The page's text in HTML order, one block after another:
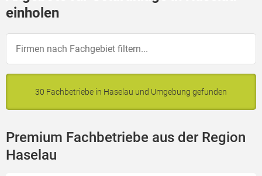
einholen
30 Fachbetriebe in Haselau und Umgebung gefunden
Premium Fachbetriebe aus der Region
Haselau